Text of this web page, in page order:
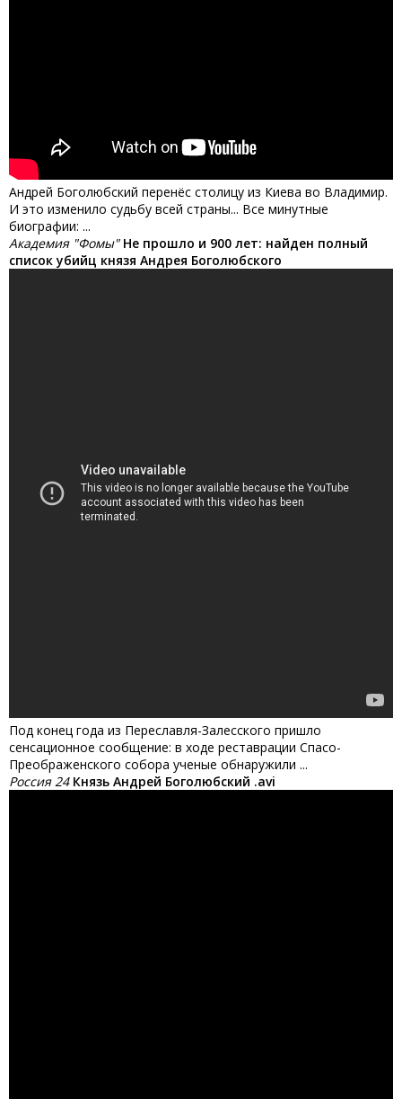
Андрей Боголюбский перенёс столицу из Киева во Владимир.
И это изменило судьбу всей страны... Все минутные
биографии: ...
Академия "Фомы" Не прошло и 900 лет: найден полный
список убийц князя Андрея Боголюбского
Под конец года из Переславля-Залесского пришло
сенсационное сообщение: в ходе реставрации Спасо-
Преображенского собора ученые обнаружили ...
Россия 24 Князь Андрей Боголюбский .avi